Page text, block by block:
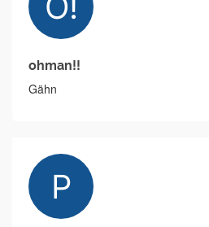
ohman!!
Gähn